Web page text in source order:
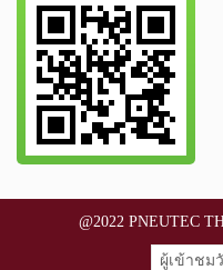
@2022 PNEUTEC
ผู้เข้าชม